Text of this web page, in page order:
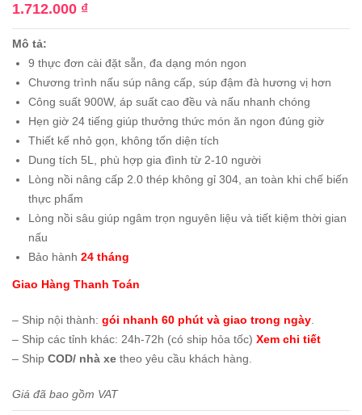
1.712.000 ₫
Mô tả:
9 thực đơn cài đặt sẵn, đa dạng món ngon
Chương trình nấu súp nâng cấp, súp đậm đà hương vị hơn
Công suất 900W, áp suất cao đều và nấu nhanh chóng
Hẹn giờ 24 tiếng giúp thưởng thức món ăn ngon đúng giờ
Thiết kế nhỏ gọn, không tốn diện tích
Dung tích 5L, phù hợp gia đình từ 2-10 người
Lòng nồi nâng cấp 2.0 thép không gỉ 304, an toàn khi chế biến
thực phẩm
Lòng nồi sâu giúp ngâm trọn nguyên liệu và tiết kiệm thời gian
nấu
Bảo hành 24 tháng
Giao Hàng Thanh Toán
– Ship nội thành: gói nhanh 60 phút và giao trong ngày
– Ship các tỉnh khác: 24h-72h (có ship hỏa tốc) Xem chi tiết
– Ship COD/ nhà xe theo yêu cầu khách hàng.
Giá đã bao gồm VAT